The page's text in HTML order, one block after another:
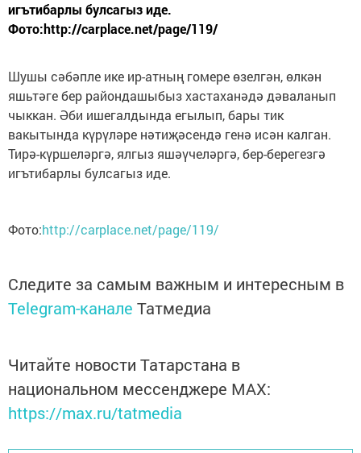
игътибарлы булсагыз иде.
Фото:http://carplace.net/page/119/
Шушы сәбәпле ике ир-атның гомере өзелгән, өлкән
яшьтәге бер райондашыбыз хастаханәдә дәваланып
чыккан. Әби ишегалдында егылып, бары тик
вакытында күрүләре нәтиҗәсендә генә исән калган.
Тирә-күршеләргә, ялгыз яшәүчеләргә, бер-берегезгә
игътибарлы булсагыз иде.
Фото:http://carplace.net/page/119/
Следите за самым важным и интересным в
Telegram-канале Татмедиа
Читайте новости Татарстана в
национальном мессенджере MАХ:
https://max.ru/tatmedia